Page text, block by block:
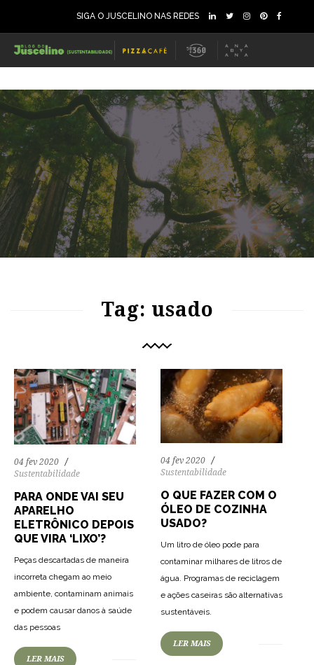
SIGA O JUSCELINO NAS REDES
Tag: usado
04 fev 2020
Sustentabilidade
PARA ONDE VAI SEU
APARELHO
ELETRÔNICO DEPOIS
QUE VIRA ‘LIXO’?
Peças descartadas de maneira
incorreta chegam ao meio
ambiente, contaminam animais
e podem causar danos à saúde
das pessoas
LER MAIS
04 fev 2020
Sustentabilidade
O QUE FAZER COM O
ÓLEO DE COZINHA
USADO?
Um litro de óleo pode para
contaminar milhares de litros de
água. Programas de reciclagem
e ações caseiras são alternativas
sustentáveis.
LER MAIS